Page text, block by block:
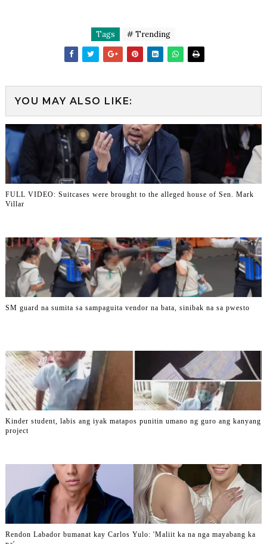
Tags # Trending
YOU MAY ALSO LIKE:
FULL VIDEO: Suitcases were brought to the alleged house of Sen. Mark
Villar
SM guard na sumita sa sampaguita vendor na bata, sinibak na sa pwesto
Kinder student, labis ang iyak matapos punitin umano ng guro ang kanyang
project
Rendon Labador bumanat kay Carlos Yulo: 'Maliit ka na nga mayabang ka